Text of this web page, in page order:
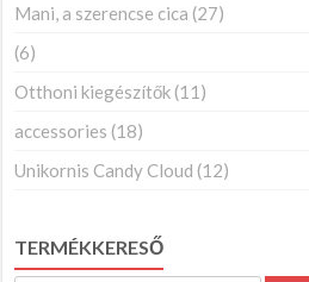
Mani, a szerencse cica (27)
(6)
Otthoni kiegészítők (11)
accessories (18)
Unikornis Candy Cloud (12)
TERMÉKKERESŐ